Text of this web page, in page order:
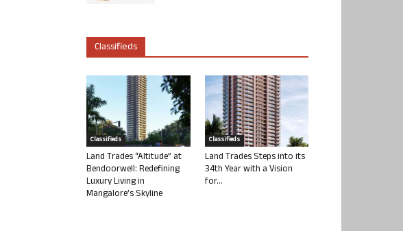
Classifieds
Classifieds
Land Trades “Altitude” at
Bendoorwell: Redefining
Luxury Living in
Mangalore’s Skyline
Classifieds
Land Trades Steps into its
34th Year with a Vision
for...